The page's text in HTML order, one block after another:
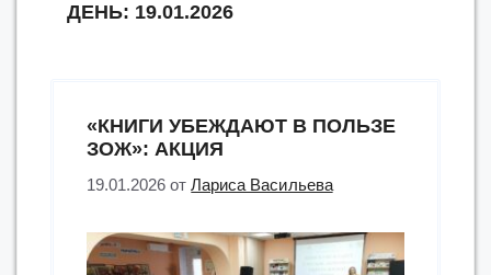
ДЕНЬ: 19.01.2026
«КНИГИ УБЕЖДАЮТ В ПОЛЬЗЕ
ЗОЖ»: АКЦИЯ
19.01.2026 отЛариса Васильева